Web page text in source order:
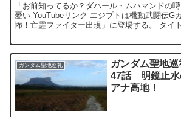
「お前知ってるか？ダハール・ムハマンドの噂を…」 お勧
憂い YouTubeリンク エジプトは機動武闘伝Gガンダム 第10話「恐
怖！亡霊ファイター出現」に登場する。 タイ
ガンダム聖地巡礼
ガンダム聖地
47話 明鏡止水
アナ高地！